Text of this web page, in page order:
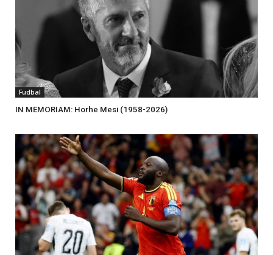
Fudbal
IN MEMORIAM: Horhe Mesi (1958-2026)